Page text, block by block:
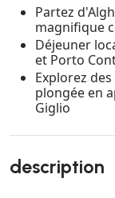
Partez
magnifique
Déjeuner
et Porto
Explorez
plongée en
Giglio
description